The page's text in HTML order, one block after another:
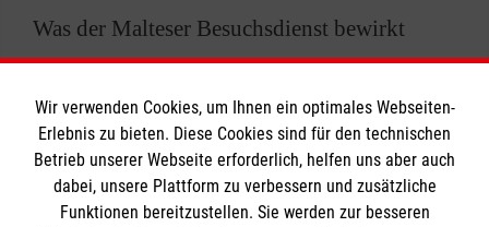
Was der Malteser Besuchsdienst bewirkt
Alle News anzeigen
Wir verwenden Cookies, um Ihnen ein optimales Webseiten-
Erlebnis zu bieten. Diese Cookies sind für den technischen
Betrieb unserer Webseite erforderlich, helfen uns aber auch
dabei, unsere Plattform zu verbessern und zusätzliche
Funktionen bereitzustellen. Sie werden zur besseren